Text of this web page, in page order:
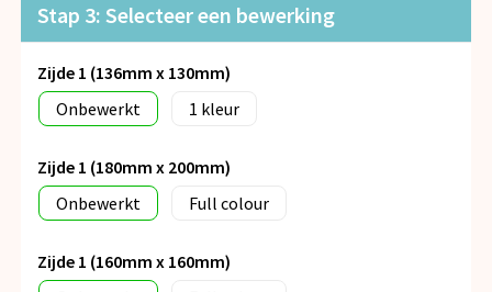
Stap 3: Selecteer een bewerking
Zijde 1 (136mm x 130mm)
Onbewerkt
1
Zijde 1 (180mm x 200mm)
Onbewerkt
Full colour
Zijde 1 (160mm x 160mm)